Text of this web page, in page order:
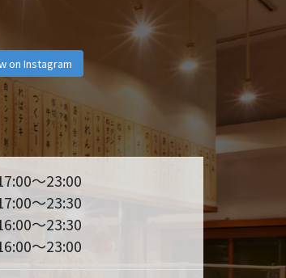
2月 14
motsuyakiyuuki
11月 4
motsuyakiyuuki
9月 25
9月 22
on Instagram
～23:00
～23:30
～23:30
～23:00